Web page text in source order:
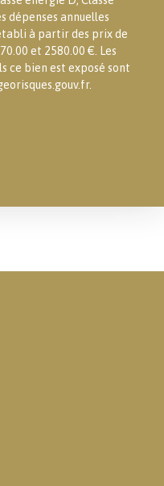
dépenses annuelles
à partir des prix de
et 2580.00 €. Les
ce bien est exposé sont